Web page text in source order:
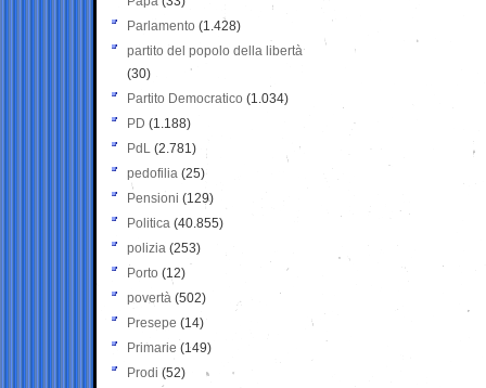
Parlamento (1.428)
partito del popolo della libertà
(30)
Partito Democratico (1.034)
PD (1.188)
PdL (2.781)
pedofilia (25)
Pensioni (129)
Politica (40.855)
polizia (253)
Porto (12)
povertà (502)
Presepe (14)
Primarie (149)
Prodi (52)